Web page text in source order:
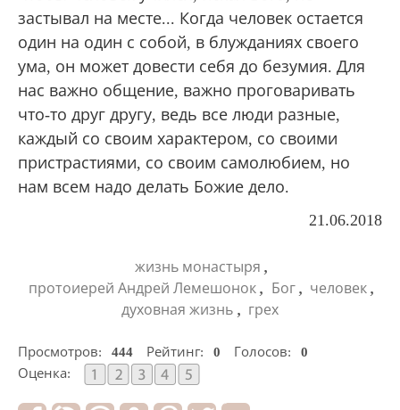
застывал на месте... Когда человек остается
один на один с собой, в блужданиях своего
ума, он может довести себя до безумия. Для
нас важно общение, важно проговаривать
что-то друг другу, ведь все люди разные,
каждый со своим характером, со своими
пристрастиями, со своим самолюбием, но
нам всем надо делать Божие дело.
21.06.2018
жизнь монастыря ,
протоиерей Андрей Лемешонок , Бог , человек ,
духовная жизнь , грех
Просмотров: 444 Рейтинг: 0 Голосов:
0
Оценка: